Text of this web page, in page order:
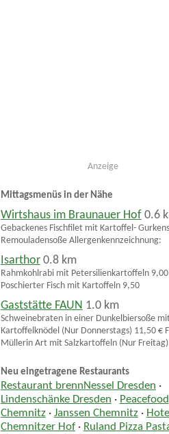
Anzeige
Mittagsmenüs in der Nähe
Wirtshaus im Braunauer Hof 0.6
Gebackenes Fischfilet mit Kartoffel-
Remouladensoße Allergenkennzeichnung:
Isarthor 0.8 km
Rahmkohlrabi mit Petersilienkartoffeln 9,00
Poschierter Fisch mit Kartoffeln 9,50
Gaststätte FAUN 1.0 km
Schweinebraten in einer Dunkelbiersoße
Kartoffelknödel (Nur Donnerstags) 11,50 €
Müllerin Art mit Salzkartoffeln (Nur
Neu eingetragene Restaurants
Restaurant brennNessel Dresden ·
Lindenschänke Dresden · Peacefood
Chemnitz· Janssen Chemnitz·
Chemnitzer Hof· Ruland Pizza